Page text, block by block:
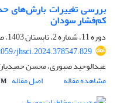
بررسی تغییرات بارش‌های
کم‌فشار سودان
دوره 11، شماره 2، تابستان 1403، صفحه
jhsci.2024.378547.829
عبدالوحید صبوری، محسن
مشاهده مقاله
اصل مقاله